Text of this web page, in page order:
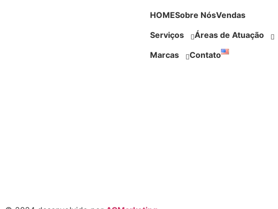
HOMESobre NósVendas
Serviços
Áreas de Atuação
Marcas
Contato